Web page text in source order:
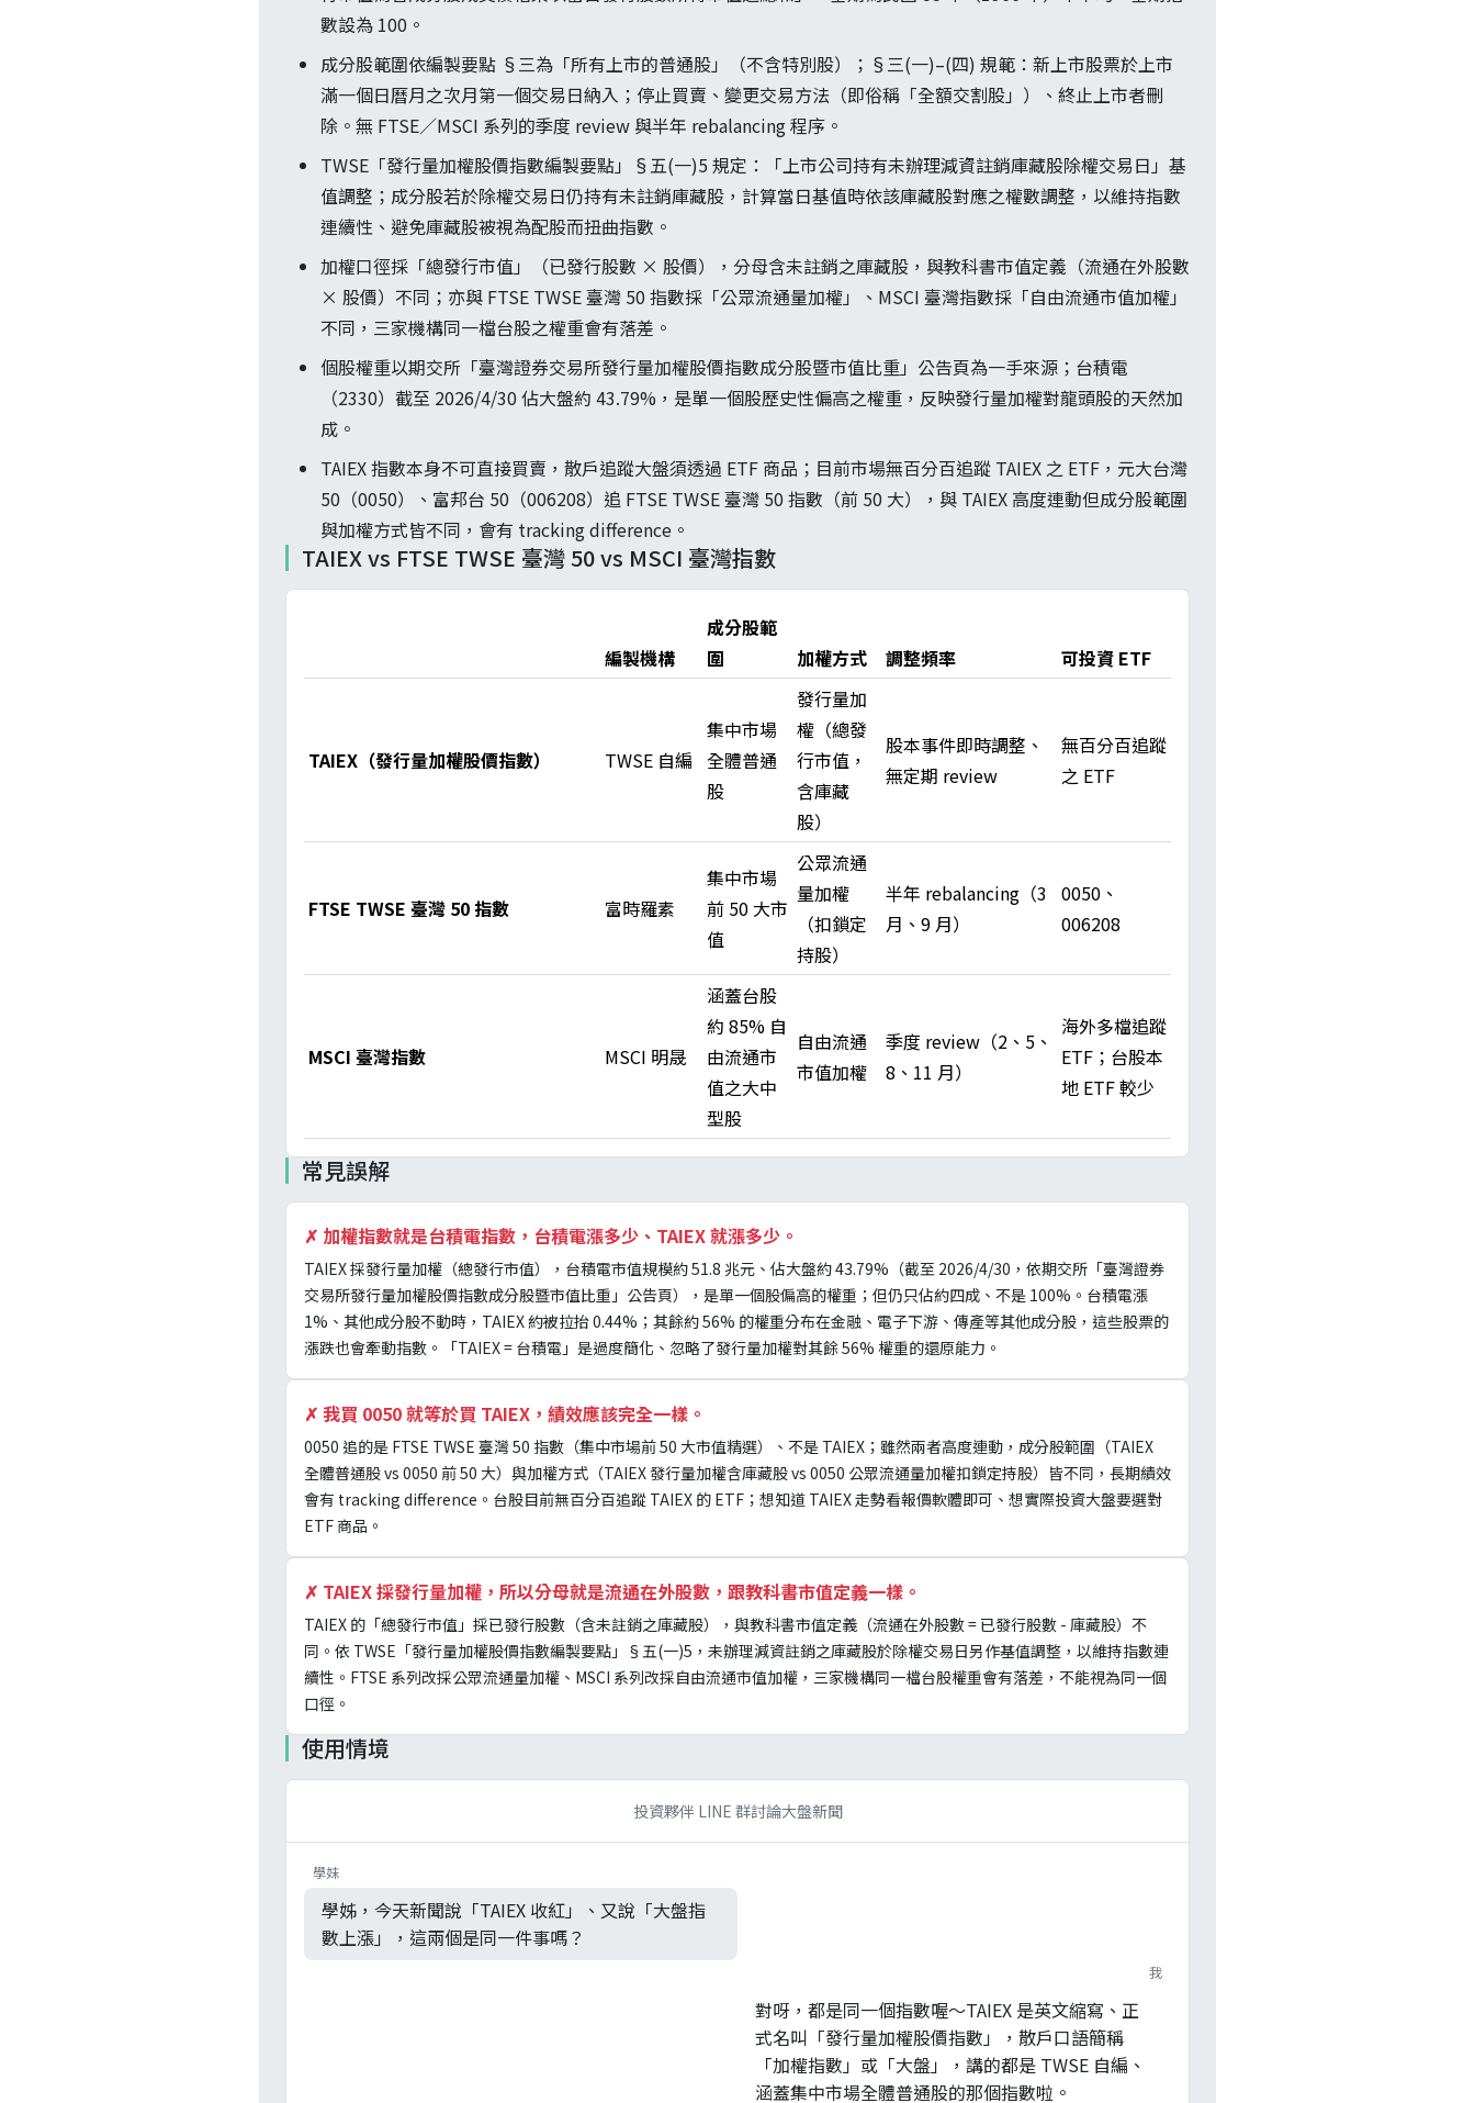
數設為 100。
成分股範圍依編製要點 §三為「所有上市的普通股」（不含特別股）；§三(一)–(四) 規範：新上市股票於上市
滿一個日曆月之次月第一個交易日納入；停止買賣、變更交易方法（即俗稱「全額交割股」）、終止上市者刪
除。無 FTSE／MSCI 系列的季度 review 與半年 rebalancing 程序。
TWSE「發行量加權股價指數編製要點」§五(一)5 規定：「上市公司持有未辦理減資註銷庫藏股除權交易日」基
值調整；成分股若於除權交易日仍持有未註銷庫藏股，計算當日基值時依該庫藏股對應之權數調整，以維持指數
連續性、避免庫藏股被視為配股而扭曲指數。
加權口徑採「總發行市值」（已發行股數 × 股價），分母含未註銷之庫藏股，與教科書市值定義（流通在外股數
× 股價）不同；亦與 FTSE TWSE 臺灣 50 指數採「公眾流通量加權」、MSCI 臺灣指數採「自由流通市值加權」
不同，三家機構同一檔台股之權重會有落差。
個股權重以期交所「臺灣證券交易所發行量加權股價指數成分股暨市值比重」公告頁為一手來源；台積電
（2330）截至 2026/4/30 佔大盤約 43.79%，是單一個股歷史性偏高之權重，反映發行量加權對龍頭股的天然加
成。
TAIEX 指數本身不可直接買賣，散戶追蹤大盤須透過 ETF 商品；目前市場無百分百追蹤 TAIEX 之 ETF，元大台灣
50（0050）、富邦台 50（006208）追 FTSE TWSE 臺灣 50 指數（前 50 大），與 TAIEX 高度連動但成分股範圍
與加權方式皆不同，會有 tracking difference。
TAIEX vs FTSE TWSE 臺灣 50 vs MSCI 臺灣指數
編製機構
成分股範
圍
加權方式 調整頻率 可投資 ETF
TAIEX（發行量加權股價指數） TWSE 自編
集中市場
全體普通
股
發行量加
權（總發
行市值，
含庫藏
股）
股本事件即時調整、
無定期 review
無百分百追蹤
之 ETF
FTSE TWSE 臺灣 50 指數 富時羅素
集中市場
前 50 大市
值
公眾流通
量加權
（扣鎖定
持股）
半年 rebalancing（3
月、9 月）
0050、
006208
MSCI 臺灣指數 MSCI 明晟
涵蓋台股
約 85% 自
由流通市
值之大中
型股
自由流通
市值加權
季度 review（2、5、
8、11 月）
海外多檔追蹤
ETF；台股本
地 ETF 較少
常見誤解
✗ 加權指數就是台積電指數，台積電漲多少、TAIEX 就漲多少。
TAIEX 採發行量加權（總發行市值），台積電市值規模約 51.8 兆元、佔大盤約 43.79%（截至 2026/4/30，依期交所「臺灣證券
交易所發行量加權股價指數成分股暨市值比重」公告頁），是單一個股偏高的權重；但仍只佔約四成、不是 100%。台積電漲
1%、其他成分股不動時，TAIEX 約被拉抬 0.44%；其餘約 56% 的權重分布在金融、電子下游、傳產等其他成分股，這些股票的
漲跌也會牽動指數。「TAIEX = 台積電」是過度簡化、忽略了發行量加權對其餘 56% 權重的還原能力。
✗ 我買 0050 就等於買 TAIEX，績效應該完全一樣。
0050 追的是 FTSE TWSE 臺灣 50 指數（集中市場前 50 大市值精選）、不是 TAIEX；雖然兩者高度連動，成分股範圍（TAIEX
全體普通股 vs 0050 前 50 大）與加權方式（TAIEX 發行量加權含庫藏股 vs 0050 公眾流通量加權扣鎖定持股）皆不同，長期績效
會有 tracking difference。台股目前無百分百追蹤 TAIEX 的 ETF；想知道 TAIEX 走勢看報價軟體即可、想實際投資大盤要選對
ETF 商品。
✗ TAIEX 採發行量加權，所以分母就是流通在外股數，跟教科書市值定義一樣。
TAIEX 的「總發行市值」採已發行股數（含未註銷之庫藏股），與教科書市值定義（流通在外股數 = 已發行股數 - 庫藏股）不
同。依 TWSE「發行量加權股價指數編製要點」§五(一)5，未辦理減資註銷之庫藏股於除權交易日另作基值調整，以維持指數連
續性。FTSE 系列改採公眾流通量加權、MSCI 系列改採自由流通市值加權，三家機構同一檔台股權重會有落差，不能視為同一個
口徑。
使用情境
投資夥伴 LINE 群討論大盤新聞
學妹
學姊，今天新聞說「TAIEX 收紅」、又說「大盤指
數上漲」，這兩個是同一件事嗎？
我
對呀，都是同一個指數喔～TAIEX 是英文縮寫、正
式名叫「發行量加權股價指數」，散戶口語簡稱
「加權指數」或「大盤」，講的都是 TWSE 自編、
涵蓋集中市場全體普通股的那個指數啦。